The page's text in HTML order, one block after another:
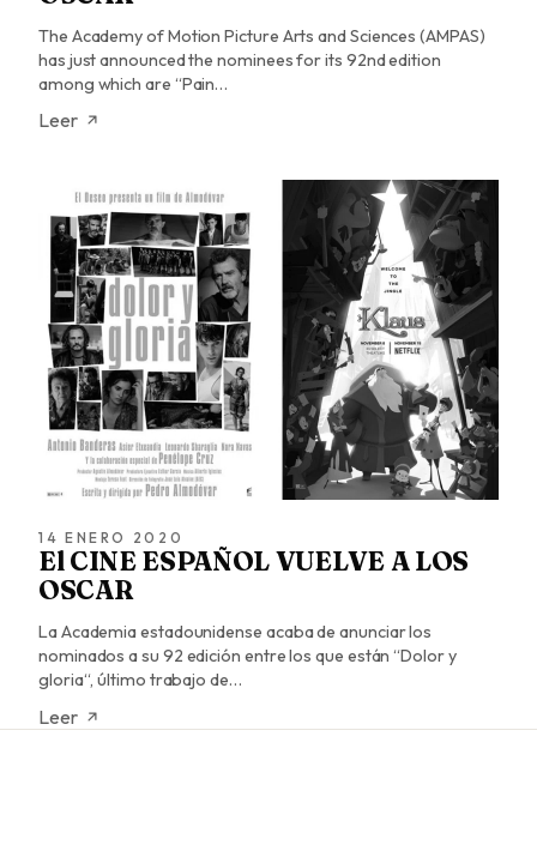
The Academy of Motion Picture Arts and Sciences (AMPAS)
has just announced the nominees for its 92nd edition
among which are “Pain…
Leer
14 ENERO 2020
El CINE ESPAÑOL VUELVE A LOS
OSCAR
La Academia estadounidense acaba de anunciar los
nominados a su 92 edición entre los que están “Dolor y
gloria“, último trabajo de…
Leer